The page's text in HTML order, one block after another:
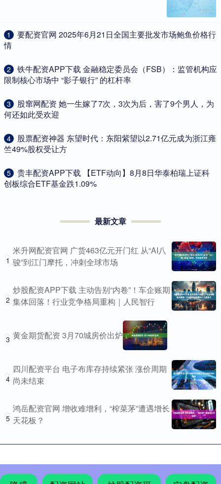
1
​要配资官网 2025年6月21日全国主要批发市场鲍鱼价格行
情
2
​铁牛配资APP下载 金融稳定委员会（FSB）：监管机构应
限制核心市场中 “影子银行” 的杠杆率
3
​股窜网配资 她一生嫁了7次，3次为后，害了9个男人，为
何还如此受欢迎
4
​股票配资神器 东望时代：东阳紫望以2.71亿元成为浙江雍
竺49%股权受让方
5
​贵丰配资APP下载 【ETF动向】8月8日华泰柏瑞上证科
创板综合ETF基金跌1.09%
最新文章
1
米升网配资官网 广货463亿元开门红 从“AI八
骏”到江门摩托，冲刺全球市场
2
炒股配资APP下载 主动告别“内卷”！车企账期
集体回落！行业竞争格局重构｜人民智行
3 黄金期货配资 3月70城房价出炉
4
四川配资平台 电子布库存持续紧张 涨价周期
尚未结束
5
鸿岳配资官网 增收难增利，“榨菜茅”遭遇增长
天花板？